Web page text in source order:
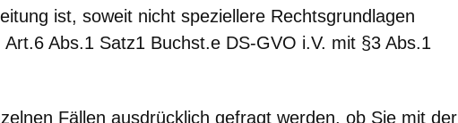
ist, soweit nicht speziellere Rechtsgrundlagen
Art.6 Abs.1 Satz1 Buchst.e DS-GVO i.V. mit §3 Abs.1
Fällen ausdrücklich gefragt werden, ob Sie mit der